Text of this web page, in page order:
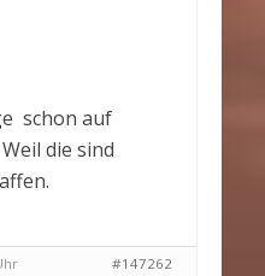
schon auf
die sind
#147262